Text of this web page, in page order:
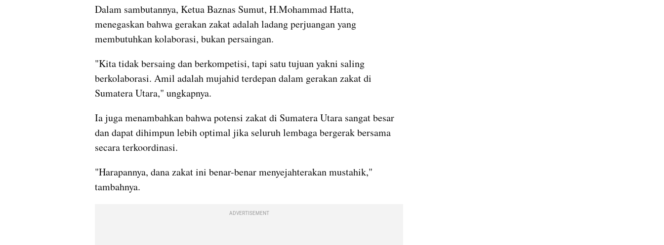
Dalam sambutannya, Ketua Baznas Sumut, H.Mohammad Hatta,
menegaskan bahwa gerakan zakat adalah ladang perjuangan yang
membutuhkan kolaborasi, bukan persaingan.
"Kita tidak bersaing dan berkompetisi, tapi satu tujuan yakni saling
berkolaborasi. Amil adalah mujahid terdepan dalam gerakan zakat di
Sumatera Utara," ungkapnya.
Ia juga menambahkan bahwa potensi zakat di Sumatera Utara sangat besar
dan dapat dihimpun lebih optimal jika seluruh lembaga bergerak bersama
secara terkoordinasi.
"Harapannya, dana zakat ini benar-benar menyejahterakan mustahik,"
tambahnya.
ADVERTISEMENT